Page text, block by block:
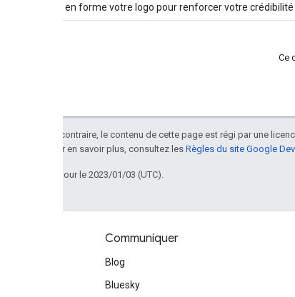
Mettez en forme votre logo pour renforcer votre
Ce
Sauf indication contraire, le contenu de cette page est régi par une
. Pour en savoir plus, consultez les Règles du site Google
Dernière mise à jour le 2023/01/03 (UTC).
Communiquer
Blog
Bluesky